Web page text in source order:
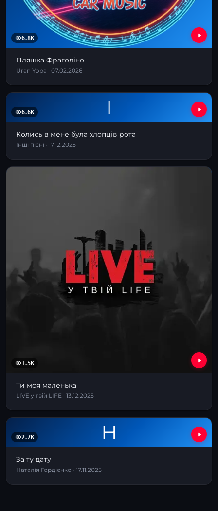
6.8K
Пляшка Фраголіно
Uran Yopa · 07.02.2026
І
6.6K
Колись в мене була хлопців рота
Інші пісні · 17.12.2025
1.5K
Ти моя маленька
LIVE у твій LIFE · 13.12.2025
Н
2.7K
За ту дату
Наталія Гордієнко · 17.11.2025